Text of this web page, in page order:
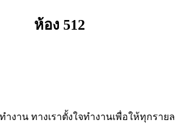
ห้อง 512
าน ทางเราตั้งใจทำงานเพื่อให้ทุกร